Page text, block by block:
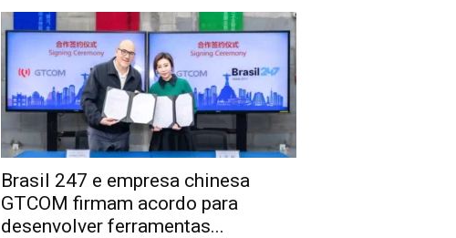
Brasil 247 e empresa chinesa
GTCOM firmam acordo para
desenvolver ferramentas...